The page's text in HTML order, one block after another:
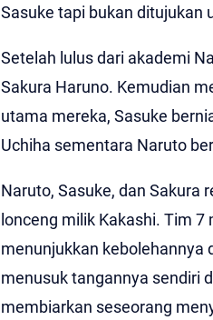
Sasuke tapi bukan ditujukan
Setelah lulus dari akademi
Sakura Haruno. Kemudian
utama mereka, Sasuke
Uchiha sementara Naruto
Naruto, Sasuke, dan Sakura
lonceng milik Kakashi. Tim
menunjukkan kebolehannya
menusuk tangannya sendiri
membiarkan seseorang